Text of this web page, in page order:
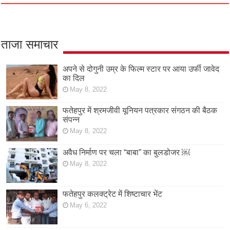
ताजा समाचार
अपने से दोगुनी उम्र के फिल्म स्टार पर आया उर्फी जावेद
का दिल
May 8, 2022
फतेहपुर में श्रमजीवी यूनियन पत्रकार संगठन की बैठक
संपन्न
May 8, 2022
अवैध निर्माण पर चला “बाबा” का बुलडोजर ￼
May 8, 2022
फतेहपुर कलक्ट्रेट में शिष्टाचार भेंट
May 6, 2022